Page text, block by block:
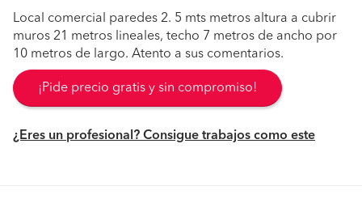
Local comercial paredes 2. 5 mts metros altura a cubrir
muros 21 metros lineales, techo 7 metros de ancho por
10 metros de largo. Atento a sus comentarios.
¡Pide precio gratis y sin compromiso!
¿Eres un profesional? Consigue trabajos como este